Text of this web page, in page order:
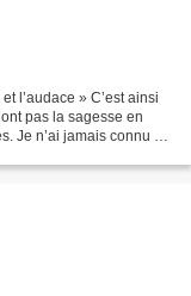
l’audace » C’est ainsi
pas la sagesse en
Je n’ai jamais connu de